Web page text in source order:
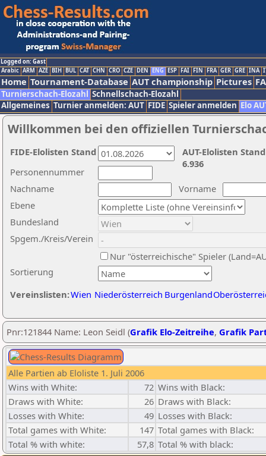
Logged on: Gast
Arabic ARM AZE BIH BUL CAT CHN CRO CZE DEN ENG ESP FAI FIN FRA GER GRE INA
Home Tournament-Database AUT championship Pictures
Turnierschach-Elozahl Schnellschach-Elozahl
Allgemeines Turnier anmelden: AUT FIDE Spieler anmelden Elo
Willkommen bei den offiziellen
Nachname
Vorname
Ebene
Sortierung
Personennummer
Bundesland
Spgem./Kreis/Verein
Nur "österreichische" Spieler
Vereinslisten:Wien Niederösterreich Burgenland
AUT-Elolisten
6.936
FIDE-Elolisten Stand
Pnr:121844 Name: Leon Seidl (Grafik Elo-Zeitreihe, Grafik
Alle Partien ab Eloliste 1. Juli 2006
Wins with White:
72 Wins with Black:
Draws with White:
26 Draws with Black:
Losses with White:
49 Losses with Black:
Total games with White:
147 Total games with Black:
Total % with white:
57,8 Total % with black: